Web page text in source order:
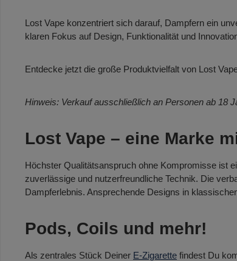
Lost Vape konzentriert sich darauf, Dampfern ein
klaren Fokus auf Design, Funktionalität und
Entdecke jetzt die große Produktvielfalt von Lost
Hinweis: Verkauf ausschließlich an Personen ab 18
Lost Vape – eine Marke
Höchster Qualitätsanspruch ohne Kompromisse ist
zuverlässige und nutzerfreundliche Technik. Die
Dampferlebnis. Ansprechende Designs in
Pods, Coils und mehr!
Als zentrales Stück Deiner E-Zigarette findest Du